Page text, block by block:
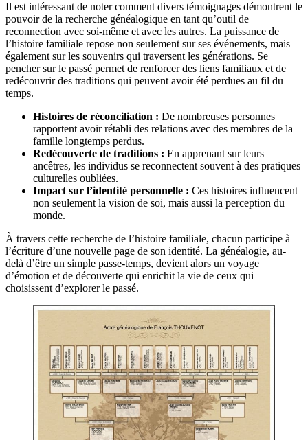
Il est intéressant de noter comment divers témoignages démontrent le
pouvoir de la recherche généalogique en tant qu’outil de
reconnection avec soi-même et avec les autres. La puissance de
l’histoire familiale repose non seulement sur ses événements, mais
également sur les souvenirs qui traversent les générations. Se
pencher sur le passé permet de renforcer des liens familiaux et de
redécouvrir des traditions qui peuvent avoir été perdues au fil du
temps.
Histoires de réconciliation : De nombreuses personnes
rapportent avoir rétabli des relations avec des membres de la
famille longtemps perdus.
Redécouverte de traditions : En apprenant sur leurs
ancêtres, les individus se reconnectent souvent à des pratiques
culturelles oubliées.
Impact sur l’identité personnelle : Ces histoires influencent
non seulement la vision de soi, mais aussi la perception du
monde.
À travers cette recherche de l’histoire familiale, chacun participe à
l’écriture d’une nouvelle page de son identité. La généalogie, au-
delà d’être un simple passe-temps, devient alors un voyage
d’émotion et de découverte qui enrichit la vie de ceux qui
choisissent d’explorer le passé.